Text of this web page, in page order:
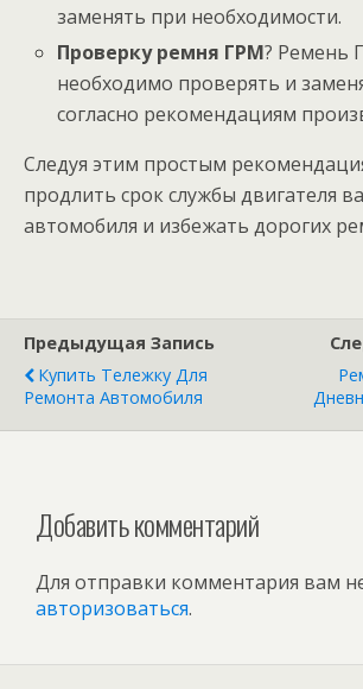
заменять при необходимости.
Проверку ремня ГРМ? Ремень
необходимо проверять и
согласно рекомендациям
Следуя этим простым
продлить срок службы двигателя
автомобиля и избежать дорогих
Предыдущая Запись
Купить Тележку Для
Ремонта Автомобиля
Добавить комментарий
Для отправки комментария вам
авторизоваться.